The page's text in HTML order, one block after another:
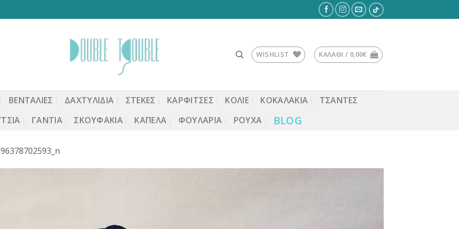
WISHLIST ΚΑΛΆΘΙ / 0,00€
ΒΕΝΤΆΛΙΕΣ ΔΑΧΤΥΛΙΔΙΑ ΣΤΈΚΕΣ ΚΑΡΦΙΤΣΕΣ ΚΟΛΙΕ ΚΟΚΑΛΆΚΙΑ
ΤΣΆΝΤΕΣ
ΓΆΝΤΙΑ ΣΚΟΥΦΆΚΙΑ ΚΑΠΈΛΑ ΦΟΥΛΆΡΙΑ ΡΟΎΧΑ BLOG